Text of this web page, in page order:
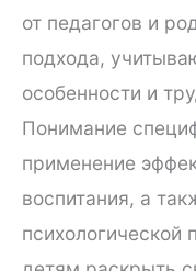
от педагогов и
подхода,
особенности и
Понимание
применение
воспитания, а